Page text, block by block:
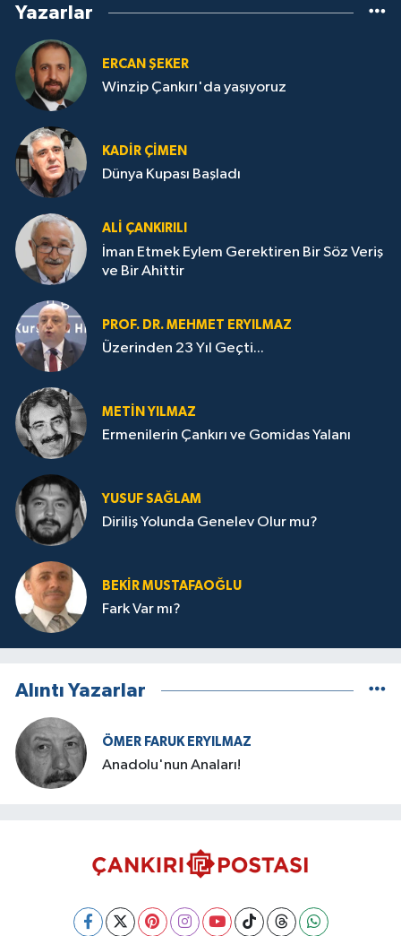
Yazarlar
ERCAN ŞEKER
Winzip Çankırı'da yaşıyoruz
KADIR ÇIMEN
Dünya Kupası Başladı
ALI ÇANKIRILI
İman Etmek Eylem Gerektiren Bir Söz Veriş
ve Bir Ahittir
PROF. DR. MEHMET ERYILMAZ
Üzerinden 23 Yıl Geçti...
METIN YILMAZ
Ermenilerin Çankırı ve Gomidas Yalanı
YUSUF SAĞLAM
Diriliş Yolunda Genelev Olur mu?
BEKIR MUSTAFAOĞLU
Fark Var mı?
Alıntı Yazarlar
ÖMER FARUK ERYILMAZ
Anadolu'nun Anaları!